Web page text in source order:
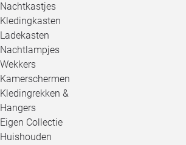
Nachtkastjes
Kledingkasten
Ladekasten
Nachtlampjes
Wekkers
Kamerschermen
Kledingrekken &
Hangers
Eigen Collectie
Huishouden